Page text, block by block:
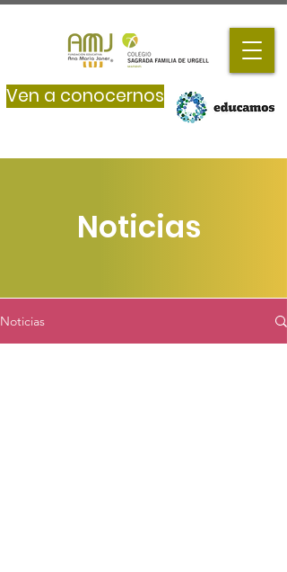
Ven a conocernos
Noticias
Noticias